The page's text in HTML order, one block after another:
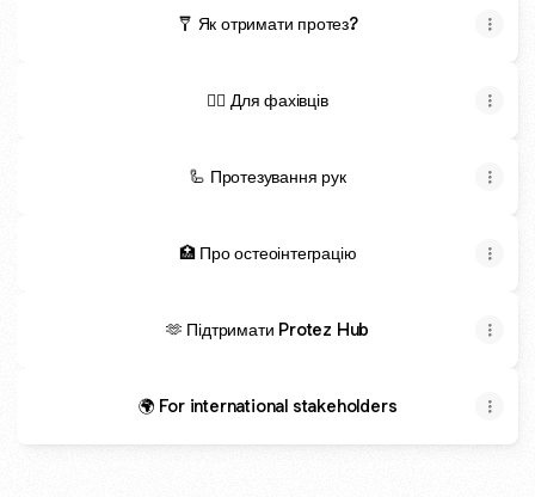
🩼 Як отримати протез?
👨‍⚕️ Для фахівців
🦾 Протезування рук
🏥 Про остеоінтеграцію
🫶 Підтримати Protez Hub
🌍 For international stakeholders